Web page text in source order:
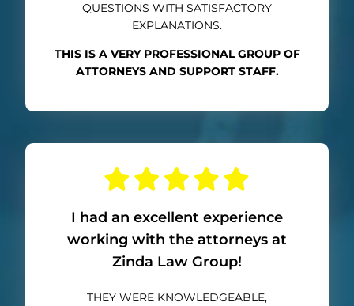
QUESTIONS WITH SATISFACTORY
EXPLANATIONS.
THIS IS A VERY PROFESSIONAL GROUP OF
ATTORNEYS AND SUPPORT STAFF.
I had an excellent experience
working with the attorneys at
Zinda Law Group!
THEY WERE KNOWLEDGEABLE,